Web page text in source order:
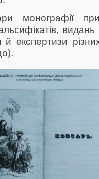
монографії
експертизи